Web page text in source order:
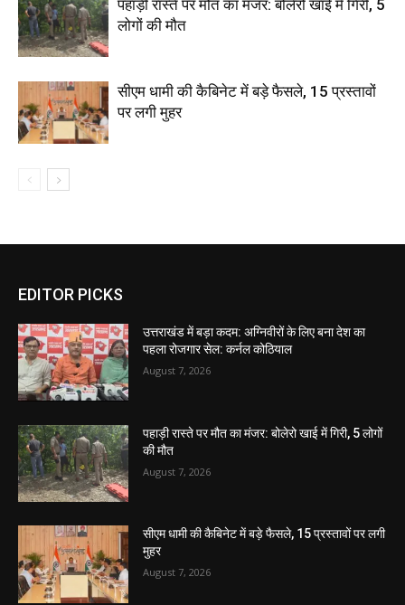
पहाड़ी रास्ते पर मौत का मंजर: बोलेरो खाई में गिरी, 5
लोगों की मौत
सीएम धामी की कैबिनेट में बड़े फैसले, 15 प्रस्तावों
पर लगी मुहर
EDITOR PICKS
उत्तराखंड में बड़ा कदम: अग्निवीरों के लिए बना देश का
पहला रोजगार सेल: कर्नल कोठियाल
August 7, 2026
पहाड़ी रास्ते पर मौत का मंजर: बोलेरो खाई में गिरी, 5 लोगों
की मौत
August 7, 2026
सीएम धामी की कैबिनेट में बड़े फैसले, 15 प्रस्तावों पर लगी
मुहर
August 7, 2026